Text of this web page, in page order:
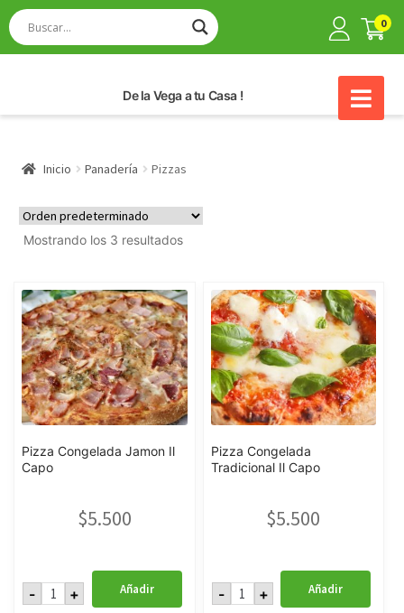
0
De la Vega a tu Casa !
Inicio Panadería Pizzas
Mostrando los 3 resultados
Pizza Congelada Jamon Il
Capo
$5.500
- Pizza
Congelada
+ Añadir
Pizza Congelada
Tradicional Il Capo
$5.500
- Pizza
Congelada
+ Añadir